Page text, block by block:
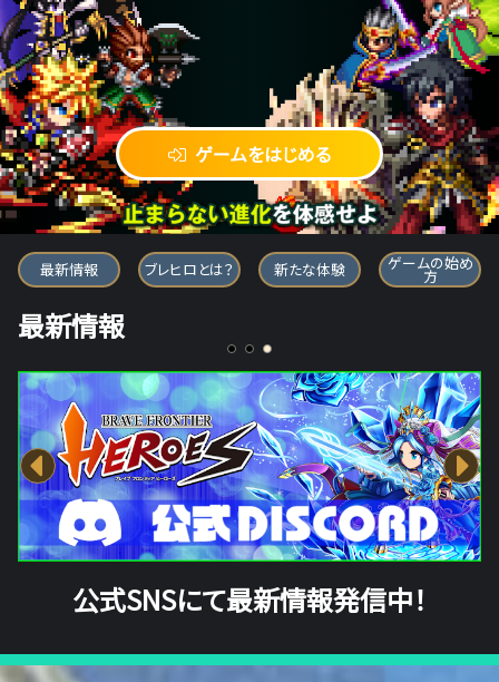
ゲームをはじめる
ブレイブ フロンティア ヒーローズ
最新情報 ブレヒロとは？ 新たな体験 ゲームの始め
方
最新情報
公式SNSにて最新情報発信中！